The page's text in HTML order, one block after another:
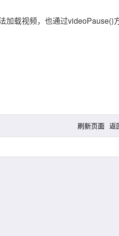
加载视频，也通过videoPause()
刷新页面 返